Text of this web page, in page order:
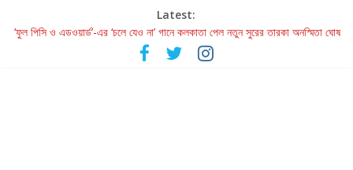
Latest:
‘ফুল পিসি ও এডওয়ার্ড’-এর ‘চলে যেও না’ গানে কলকাতা পেল নতুন সুরের তারকা অনস্মিতা ঘোষ
রবীন্দ্রনাথ ও গুলজারের সৃষ্টির মেলবন্ধনে মুগ্ধ করল ‘দুই তারার দোতারা’
কলের গান থেকে রীলস্ — বাঙালির গান শোনার বিবর্তনের গল্প